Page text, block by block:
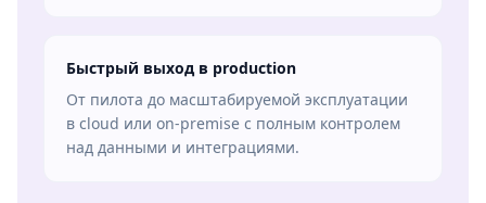
Быстрый выход в production
От пилота до масштабируемой эксплуатации
в cloud или on-premise с полным контролем
над данными и интеграциями.